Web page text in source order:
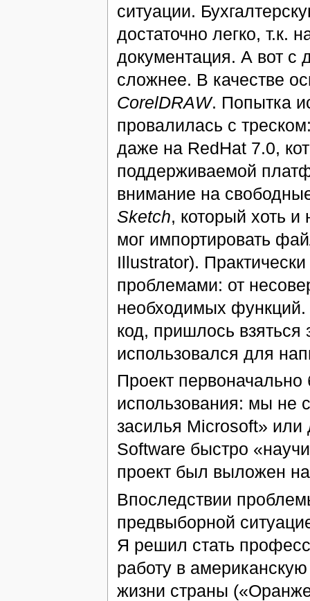
ситуации.
достаточно легко, т.к.
документация. А вот с
сложнее. В качестве
CorelDRAW. Попытка
провалилась с
даже на RedHat 7.0,
поддерживаемой
внимание на
Sketch, который хоть
мог импортировать
Illustrator).
проблемами: от
необходимых
код, пришлось взяться
использовался для
Проект
использования: мы не
засилья Microsoft» или
Software быстро
проект был выложен
Впоследствии
предвыборной
Я решил стать
работу в
жизни страны